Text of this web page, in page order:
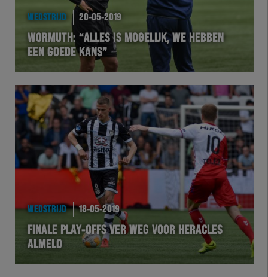
BusinessClub
Herakids
Team Zwart Wit
Futsal
WEDSTRIJD 20-05-2019
WORMUTH: “ALLES IS MOGELIJK, WE HEBBEN
EEN GOEDE KANS”
WEDSTRIJD 18-05-2019
FINALE PLAY-OFFS VER WEG VOOR HERACLES
ALMELO